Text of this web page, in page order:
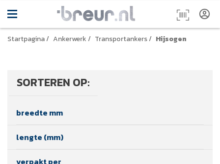
Startpagina/ Ankerwerk/ Transportankers/ Hijsogen
SORTEREN OP:
breedte mm
lengte (mm)
verpakt per